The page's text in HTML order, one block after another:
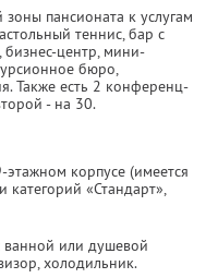
пансионата к услугам
теннис, бар с
центр, мини-
бюро,
Также есть 2 конференц-
- на 30.
корпусе (имеется
«Стандарт»,
ванной или душевой
холодильник.